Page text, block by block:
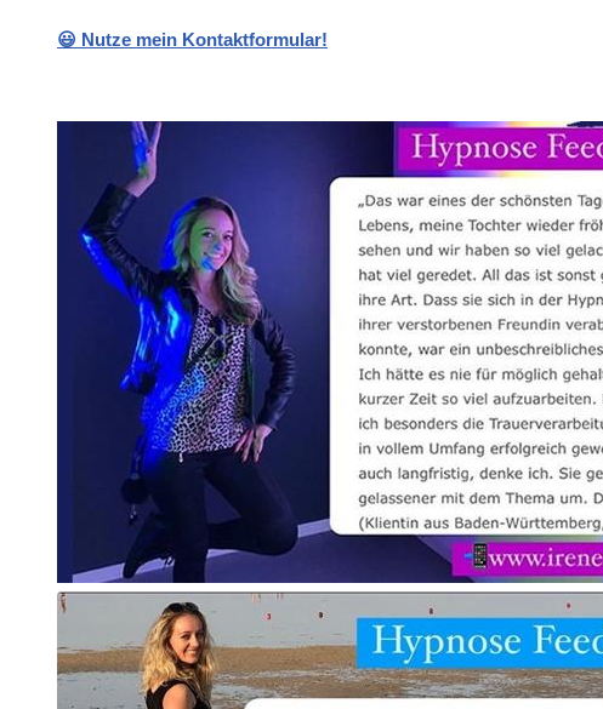
😃 Nutze mein Kontaktformular!